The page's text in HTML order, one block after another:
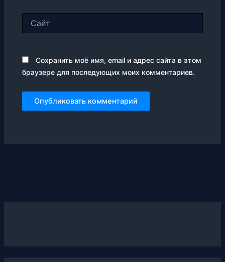
Сохранить моё имя, email и адрес сайта в этом
браузере для последующих моих комментариев.